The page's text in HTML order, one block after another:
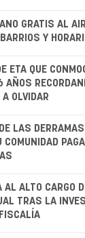
GRATIS AL
Y
ETA QUE
AÑOS
A OLVIDAR
LAS
AL ALTO CARGO
TRAS LA